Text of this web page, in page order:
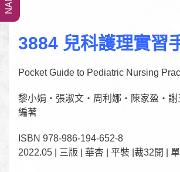
3884 兒科護理實習
Pocket Guide to Pediatric Nursing
黎小娟‧張淑文‧周利娜‧陳家盈‧謝
編著
ISBN 978-986-194-652-8
2022.05 | 三版 | 華杏 | 平裝 |裁32開 |